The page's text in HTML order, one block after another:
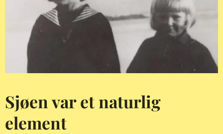
Sjøen var et naturlig
element